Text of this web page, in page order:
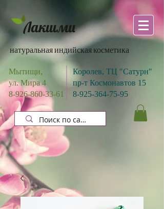
Лакшми
натуральная индийская косметика
Мытищи,
ул. Мира 4
8-926-860-33-61
Королев, ТЦ "Сатурн"
пр-т Космонавтов 15
8-925-364-75-95